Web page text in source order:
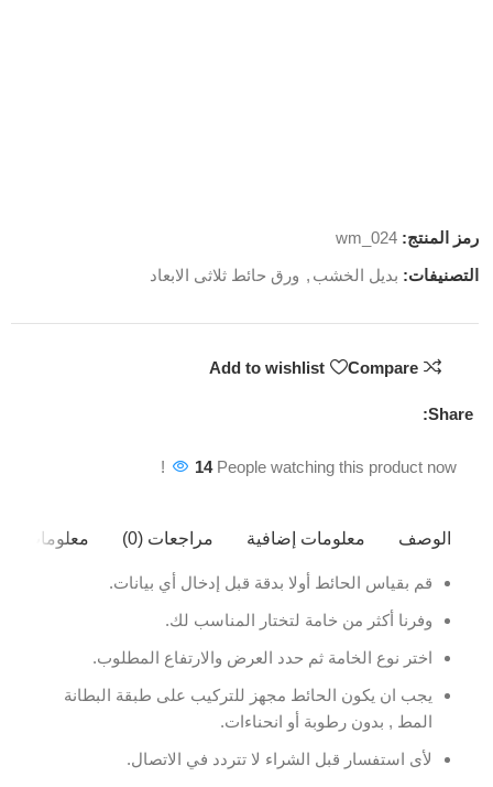
رمز المنتج:wm_024
التصنيفات: بديل الخشب , ورق حائط ثلاثى الابعاد
Compare
Add to wishlist
Share:
14 People watching this product now!
الوصف معلومات إضافية مراجعات (0) معلومات
قم بقياس الحائط أولا بدقة قبل إدخال أي بيانات.
وفرنا أكثر من خامة لتختار المناسب لك.
اختر نوع الخامة ثم حدد العرض والارتفاع المطلوب.
يجب ان يكون الحائط مجهز للتركيب على طبقة البطانة
المط , بدون رطوبة أو انحناءات.
لأى استفسار قبل الشراء لا تتردد في الاتصال.